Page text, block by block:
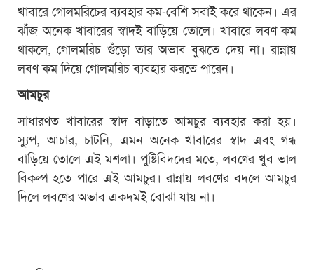
খাবারে গোলমরিচের ব্যবহার কম-বেশি সবাই করে থাকেন। এর
ঝাঁজ অনেক খাবারের স্বাদই বাড়িয়ে তোলে। খাবারে লবণ কম
থাকলে, গোলমরিচ গুঁড়ো তার অভাব বুঝতে দেয় না। রান্নায়
লবণ কম দিয়ে গোলমরিচ ব্যবহার করতে পারেন।
আমচুর
সাধারণত খাবারের স্বাদ বাড়াতে আমচুর ব্যবহার করা হয়।
স্যুপ, আচার, চাটনি, এমন অনেক খাবারের স্বাদ এবং গন্ধ
বাড়িয়ে তোলে এই মশলা। পুষ্টিবিদদের মতে, লবণের খুব ভাল
বিকল্প হতে পারে এই আমচুর। রান্নায় লবণের বদলে আমচুর
দিলে লবণের অভাব একদমই বোঝা যায় না।